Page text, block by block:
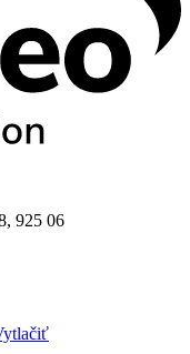
925 06